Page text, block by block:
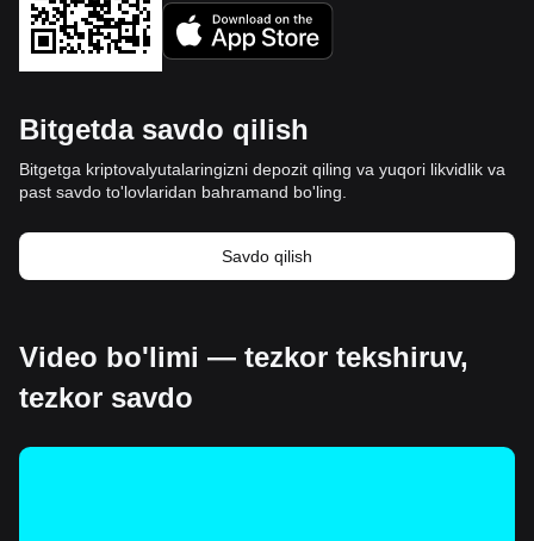
Bitgetda savdo qilish
Bitgetga kriptovalyutalaringizni depozit qiling va yuqori likvidlik va
past savdo to'lovlaridan bahramand bo'ling.
Savdo qilish
Video bo'limi — tezkor tekshiruv,
tezkor savdo